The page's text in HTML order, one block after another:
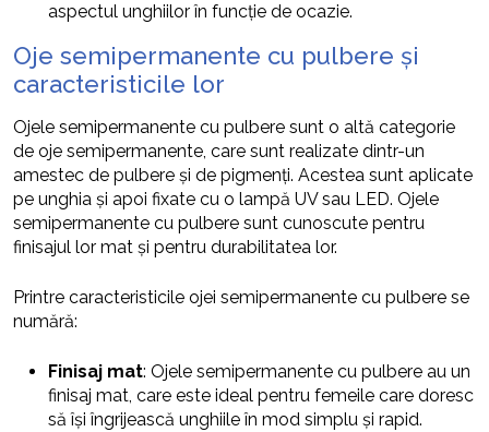
aspectul unghiilor în funcție de ocazie.
Oje semipermanente cu pulbere și
caracteristicile lor
Ojele semipermanente cu pulbere sunt o altă categorie
de oje semipermanente, care sunt realizate dintr-un
amestec de pulbere și de pigmenți. Acestea sunt aplicate
pe unghia și apoi fixate cu o lampă UV sau LED. Ojele
semipermanente cu pulbere sunt cunoscute pentru
finisajul lor mat și pentru durabilitatea lor.
Printre caracteristicile ojei semipermanente cu pulbere se
numără:
Finisaj mat: Ojele semipermanente cu pulbere au un
finisaj mat, care este ideal pentru femeile care doresc
să își îngrijească unghiile în mod simplu și rapid.